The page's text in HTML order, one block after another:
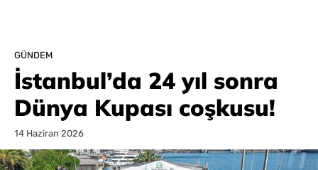
GÜNDEM
İstanbul’da 24 yıl sonra
Dünya Kupası coşkusu!
14 Haziran 2026